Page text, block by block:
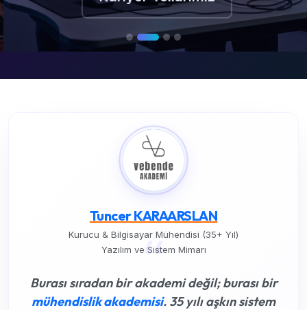
Tuncer KARAARSLAN
Kurucu & Bilgisayar Mühendisi (35+ Yıl)
Yazılım ve Sistem Mimarı
“
Burası sıradan bir akademi değil; burası bir
mühendislik akademisi. 35 yılı aşkın sistem